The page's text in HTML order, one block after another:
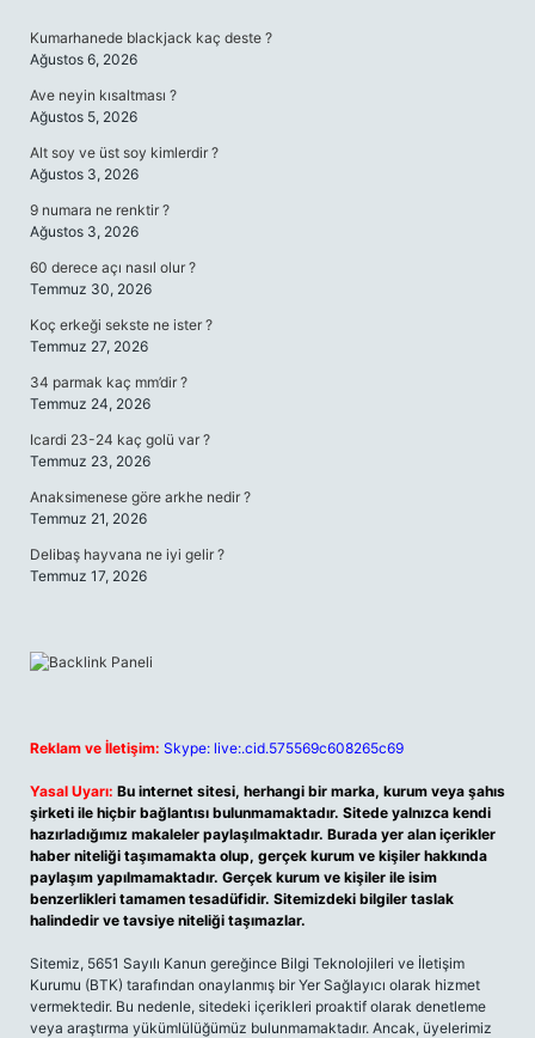
Kumarhanede blackjack kaç deste ?
Ağustos 6, 2026
Ave neyin kısaltması ?
Ağustos 5, 2026
Alt soy ve üst soy kimlerdir ?
Ağustos 3, 2026
9 numara ne renktir ?
Ağustos 3, 2026
60 derece açı nasıl olur ?
Temmuz 30, 2026
Koç erkeği sekste ne ister ?
Temmuz 27, 2026
34 parmak kaç mm’dir ?
Temmuz 24, 2026
Icardi 23-24 kaç golü var ?
Temmuz 23, 2026
Anaksimenese göre arkhe nedir ?
Temmuz 21, 2026
Delibaş hayvana ne iyi gelir ?
Temmuz 17, 2026
Reklam ve İletişim: Skype: live:.cid.575569c608265c69
Yasal Uyarı: Bu internet sitesi, herhangi bir marka, kurum veya şahıs
şirketi ile hiçbir bağlantısı bulunmamaktadır. Sitede yalnızca kendi
hazırladığımız makaleler paylaşılmaktadır. Burada yer alan içerikler
haber niteliği taşımamakta olup, gerçek kurum ve kişiler hakkında
paylaşım yapılmamaktadır. Gerçek kurum ve kişiler ile isim
benzerlikleri tamamen tesadüfidir. Sitemizdeki bilgiler taslak
halindedir ve tavsiye niteliği taşımazlar.
Sitemiz, 5651 Sayılı Kanun gereğince Bilgi Teknolojileri ve İletişim
Kurumu (BTK) tarafından onaylanmış bir Yer Sağlayıcı olarak hizmet
vermektedir. Bu nedenle, sitedeki içerikleri proaktif olarak denetleme
veya araştırma yükümlülüğümüz bulunmamaktadır. Ancak, üyelerimiz